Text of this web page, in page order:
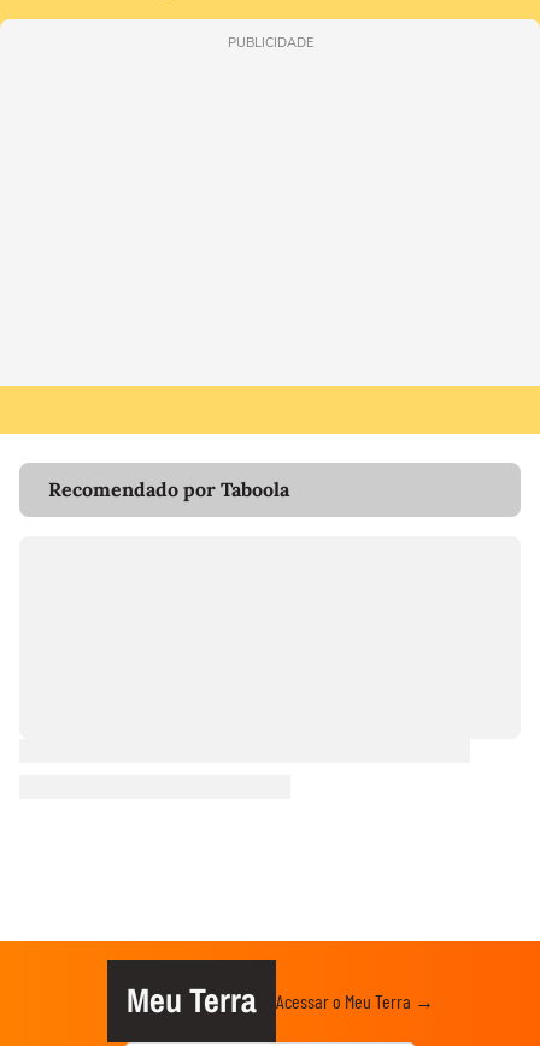
PUBLICIDADE
Recomendado por Taboola
Meu Terra Acessar o Meu Terra →